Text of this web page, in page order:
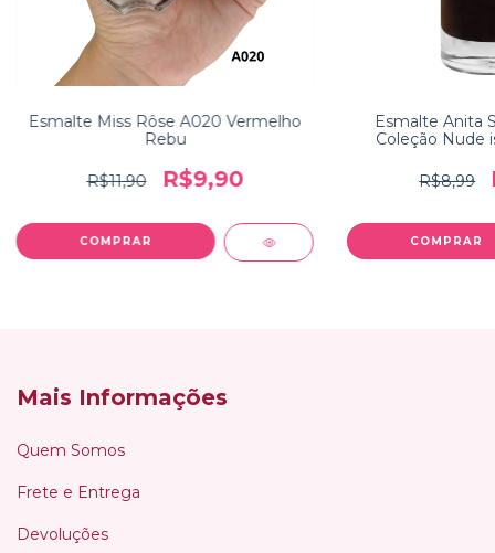
Esmalte Miss Rôse A020 Vermelho
Rebu
R$11,90 R$9,90
Esmalte Anita
Coleção Nude
R$8,99
Mais Informações
Quem Somos
Frete e Entrega
Devoluções